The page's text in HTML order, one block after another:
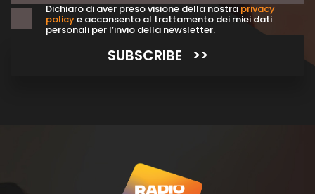
SUBSCRIBE >>
Dichiaro di aver preso visione della nostra privacy
policye acconsento al trattamento dei miei dati
personali per l’invio della newsletter.